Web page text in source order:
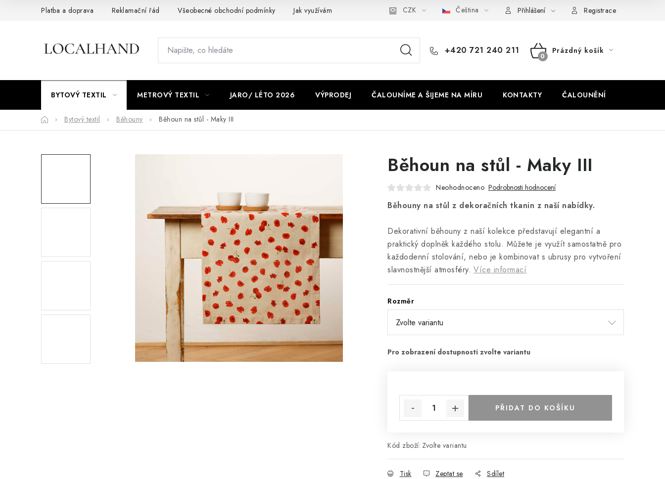
Platba a doprava Reklamační řád Všeobecné obchodní podmínky Jak využíváme cookies Ochrana osobních údajů Odstoupení od smlouvy
CZK Čeština Přihlášení Registrace
+420 721 240 211
NÁKUPNÍ
Prázdný košík
BYTOVÝ TEXTIL METROVÝ TEXTIL JARO/ LÉTO 2026 VÝPRODEJ ČALOUNÍME A ŠIJEME NA MÍRU KONTAKTY ČALOUNĚNÍ
DomůBytový textil Běhouny Běhoun na stůl - Maky III
Běhoun na stůl - Maky III
Neohodnoceno Podrobnosti hodnocení
Běhouny na stůl z dekoračních tkanin z naší nabídky.
Dekorativní běhouny z naší kolekce představují elegantní a
praktický doplněk každého stolu. Můžete je využít samostatně pro
každodenní stolování, nebo je kombinovat s ubrusy pro vytvoření
slavnostnější atmosféry. Více informací
Rozměr
PŘIDAT DO KOŠÍKU
Kód zboží: Zvolte variantu
Tisk Zeptat se Sdílet